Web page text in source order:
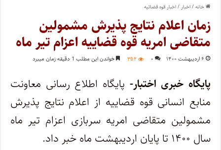
خانه/اخبار /اخبار قوه قضائیه
زمان اعلام نتایج پذیرش مشمولین
متقاضی امریه قوه قضاییه اعزام تیر ماه
۶ اردیبهشت ۱۴۰۰ ۰ ۳۵۲ خواندن این مطلب 1 دقیقه زمان میبرد
پایگاه خبری اختبار- پایگاه اطلاع رسانی معاونت
منابع انسانی قوه قضاییه از اعلام نتایج پذیرش
مشمولین متقاضی امریه سربازی اعزام تیر ماه
سال ۱۴۰۰ تا پایان اردیبهشت ماه خبر داد.